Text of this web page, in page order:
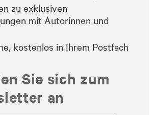
zu exklusiven
mit Autorinnen und
kostenlos in Ihrem Postfach
Sie sich zum
an